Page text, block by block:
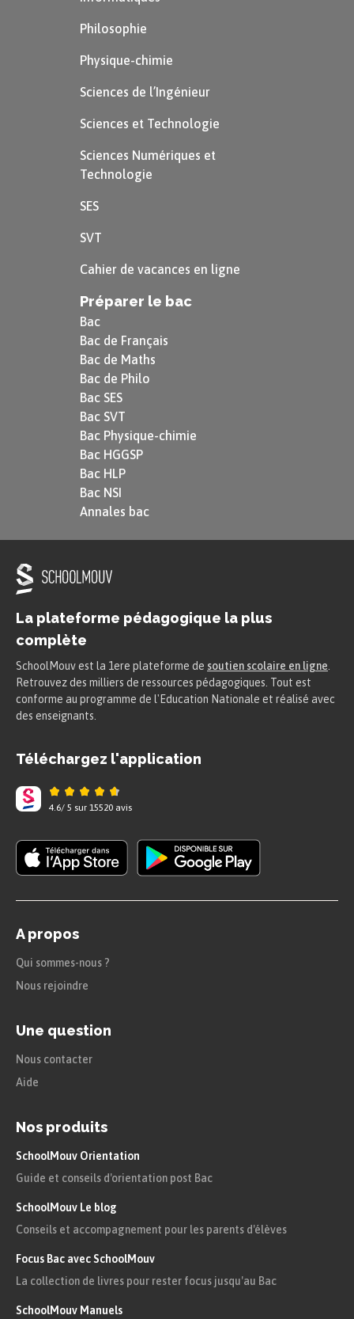
Philosophie
Physique-chimie
Sciences de l’Ingénieur
Sciences et Technologie
Sciences Numériques et
Technologie
SES
SVT
Cahier de vacances en ligne
Préparer le bac
Bac
Bac de Français
Bac de Maths
Bac de Philo
Bac SES
Bac SVT
Bac Physique-chimie
Bac HGGSP
Bac HLP
Bac NSI
Annales bac
La plateforme pédagogique la plus
complète
SchoolMouv est la 1ere plateforme de soutien scolaire en ligne
Retrouvez des milliers de ressources pédagogiques. Tout est
conforme au programme de l'Education Nationale et réalisé avec
des enseignants.
Téléchargez l'application
4.6/ 5 sur 15520 avis
A propos
Qui sommes-nous ?
Nous rejoindre
Une question
Nous contacter
Aide
Nos produits
SchoolMouv Orientation
Guide et conseils d'orientation post Bac
SchoolMouv Le blog
Conseils et accompagnement pour les parents d'élèves
Focus Bac avec SchoolMouv
La collection de livres pour rester focus jusqu'au Bac
SchoolMouv Manuels